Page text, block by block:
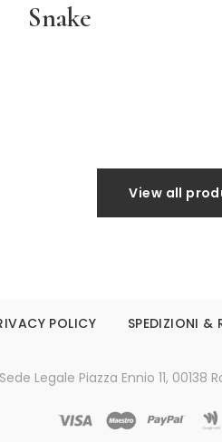
Snake
View all
POLICY SPEDIZIONI &
Legale Piazza Ennio 11, 00138